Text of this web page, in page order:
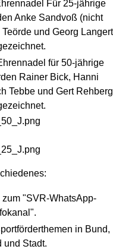
Für 25-jährige
Anke Sandvoß (nicht
und Georg Langert
für 50-jährige
Rainer Bick, Hanni
Tebbe und Gert Rehberg
"SVR-WhatsApp-
in Bund,
und Stadt.